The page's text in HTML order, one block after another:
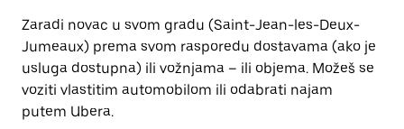
Zaradi novac u svom gradu (Saint-Jean-les-Deux-
Jumeaux) prema svom rasporedu dostavama (ako je
usluga dostupna) ili vožnjama – ili objema. Možeš se
voziti vlastitim automobilom ili odabrati najam
putem Ubera.